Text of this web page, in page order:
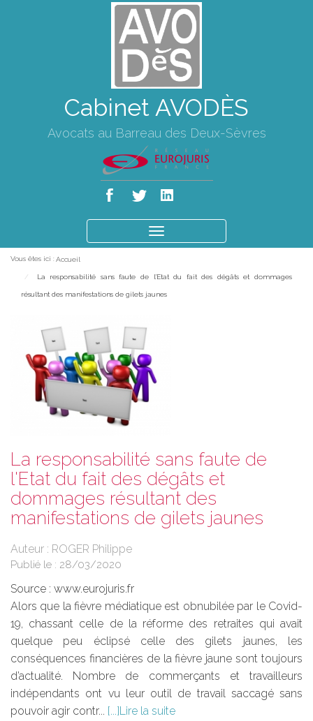
Cabinet AVODÈS
Avocats au Barreau des Deux-Sèvres
le
Vous êtes ici : Accueil
La responsabilité sans faute de l'Etat du fait des dégâts et dommages
résultant des manifestations de gilets jaunes
La responsabilité sans faute de
l'Etat du fait des dégâts et
dommages résultant des
manifestations de gilets jaunes
Auteur : ROGER Philippe
Publié le : 28/03/2020
Source : www.eurojuris.fr
Alors que la fièvre médiatique est obnubilée par le Covid-
19, chassant celle de la réforme des retraites qui avait
quelque peu éclipsé celle des gilets jaunes, les
conséquences financières de la fièvre jaune sont toujours
d’actualité. Nombre de commerçants et travailleurs
indépendants ont vu leur outil de travail saccagé sans
pouvoir agir contr...
Lire la suite